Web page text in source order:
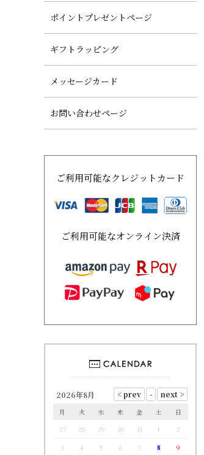
ポイントプレゼントページ
ギフトラッピング
メッセージカード
お問い合わせページ
ご利用可能なクレジットカード
ご利用可能なオンライン決済
2026年8月
月 火 水 木 金 土
日
27
28 29 30 31 1
2
3
4 5 6 7 8
9